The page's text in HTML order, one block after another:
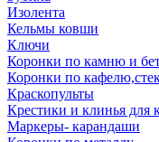
Изолента
Кельмы ковши
Ключи
Коронки по камню и
Коронки по
Краскопульты
Крестики и клинья для
Маркеры- карандаши